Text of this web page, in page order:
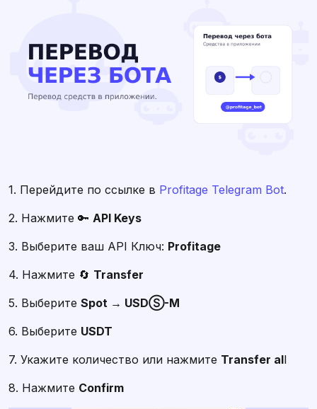
1. Перейдите по ссылке в Profitage Telegram Bot.
2. Нажмите 🔑 API Keys
3. Выберите ваш API Ключ: Profitage
4. Нажмите 🔄 Transfer
5. Выберите Spot → USDⓈ-M
6. Выберите USDT
7. Укажите количество или нажмите Transfer all
8. Нажмите Confirm